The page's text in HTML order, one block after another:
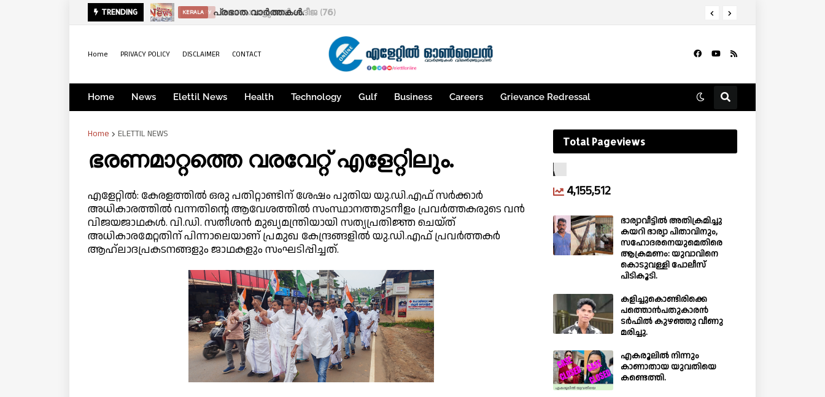
TRENDING KERALA പ്രഭാത വാർത്തകൾ.
Home PRIVACY POLICY DISCLAIMER CONTACT
Home News Elettil News Health Technology Gulf Business Careers Grievance Redressal
Home ELETTIL NEWS
ഭരണമാറ്റത്തെ വരവേറ്റ് എളേറ്റിലും.
എളേറ്റിൽ: കേരളത്തിൽ ഒരു പതിറ്റാണ്ടിന് ശേഷം പുതിയ യു.ഡി.എഫ് സർക്കാർ
അധികാരത്തിൽ വന്നതിന്റെ ആവേശത്തിൽ സംസ്ഥാനത്തുടനീളം പ്രവർത്തകരുടെ വൻ
വിജയജാഥകൾ. വി.ഡി. സതീശൻ മുഖ്യമന്ത്രിയായി സത്യപ്രതിജ്ഞ ചെയ്ത്
അധികാരമേറ്റതിന് പിന്നാലെയാണ് പ്രമുഖ കേന്ദ്രങ്ങളിൽ യു.ഡി.എഫ് പ്രവർത്തകർ
ആഹ്ലാദപ്രകടനങ്ങളും ജാഥകളും സംഘടിപ്പിച്ചത്.
Total Pageviews
4,155,512
ഭാര്യാവീട്ടിൽ അതിക്രമിച്ചു
കയറി ഭാര്യാ പിതാവിനും,
സഹോദരനെയുമെതിരെ
ആക്രമണം: യുവാവിനെ
കൊടുവള്ളി പോലീസ്
പിടികൂടി.
കളിച്ചുകൊണ്ടിരിക്കെ
പത്തൊൻപതുകാരൻ
ടർഫിൽ കുഴഞ്ഞു വീണു
മരിച്ചു.
എകരൂലിൽ നിന്നും
കാണാതായ യുവതിയെ
കണ്ടെത്തി.